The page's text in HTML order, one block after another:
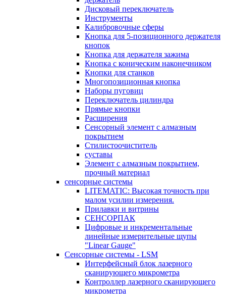
Дисковый переключатель
Инструменты
Калибровочные сферы
Кнопка для 5-позиционного держателя
кнопок
Кнопка для держателя зажима
Кнопка с коническим наконечником
Кнопки для станков
Многопозиционная кнопка
Наборы пуговиц
Переключатель цилиндра
Прямые кнопки
Расширения
Сенсорный элемент с алмазным
покрытием
Стилистоочиститель
суставы
Элемент с алмазным покрытием,
прочный материал
сенсорные системы
LITEMATIC: Высокая точность при
малом усилии измерения.
Прилавки и витрины
СЕНСОРПАК
Цифровые и инкрементальные
линейные измерительные щупы
"Linear Gauge"
Сенсорные системы - LSM
Интерфейсный блок лазерного
сканирующего микрометра
Контроллер лазерного сканирующего
микрометра